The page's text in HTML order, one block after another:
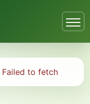
Failed to fetch